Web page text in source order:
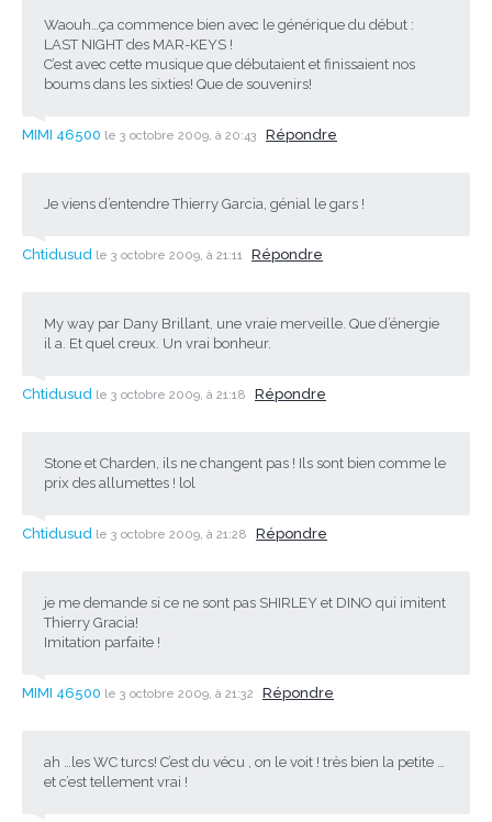
Waouh…ça commence bien avec le générique du début :
LAST NIGHT des MAR-KEYS !
C’est avec cette musique que débutaient et finissaient nos
boums dans les sixties! Que de souvenirs!
MIMI 46500 le 3 octobre 2009, à 20:43 Répondre
Je viens d’entendre Thierry Garcia, génial le gars !
Chtidusud le 3 octobre 2009, à 21:11 Répondre
My way par Dany Brillant, une vraie merveille. Que d’énergie
il a. Et quel creux. Un vrai bonheur.
Chtidusud le 3 octobre 2009, à 21:18 Répondre
Stone et Charden, ils ne changent pas ! Ils sont bien comme le
prix des allumettes ! lol
Chtidusud le 3 octobre 2009, à 21:28 Répondre
je me demande si ce ne sont pas SHIRLEY et DINO qui imitent
Thierry Gracia!
Imitation parfaite !
MIMI 46500 le 3 octobre 2009, à 21:32 Répondre
ah …les WC turcs! C’est du vécu , on le voit ! très bien la petite …
et c’est tellement vrai !